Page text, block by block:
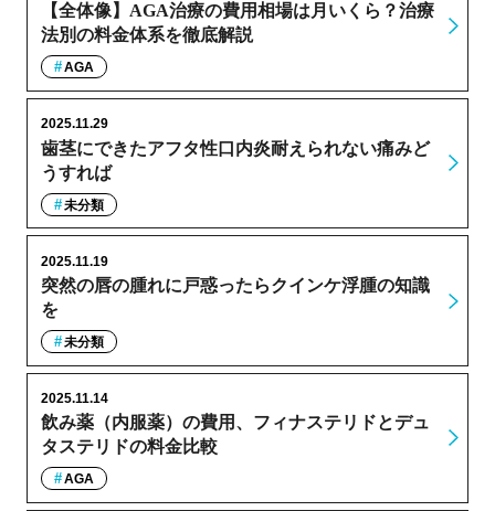
【全体像】AGA治療の費用相場は月いくら？治療
法別の料金体系を徹底解説
AGA
歯茎にできたアフタ性口内炎耐えられない痛みど
うすれば
2025.11.29
未分類
突然の唇の腫れに戸惑ったらクインケ浮腫の知識
を
2025.11.19
未分類
飲み薬（内服薬）の費用、フィナステリドとデュ
タステリドの料金比較
2025.11.14
AGA